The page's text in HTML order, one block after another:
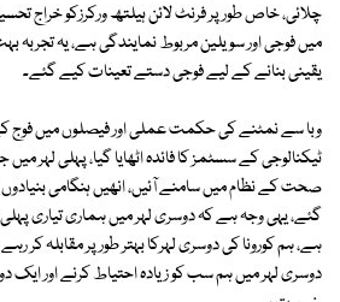
چلائی، خاص طور پر فرنٹ لائن ہیلتھ ورکرزکو خراج
میں فوجی اور سویلین مربوط نمایندگی ہے، یہ تجربہ
یقینی بنانے کے لیے فوجی دستے تعینات کیے گئے۔
وبا سے نمٹنے کی حکمت عملی اور فیصلوں میں فوج
ٹیکنالوجی کے سسٹمز کا فائدہ اٹھایا گیا، پہلی لہر
صحت کے نظام میں سامنے آئیں، انھیں ہنگامی
گئے، یہی وجہ ہے کہ دوسری لہر میں ہماری تیاری
ہے، ہم کورونا کی دوسری لہرکا بہتر طور پر مقابلہ کر
دوسری لہر میں ہم سب کو زیادہ احتیاط کرنے اور